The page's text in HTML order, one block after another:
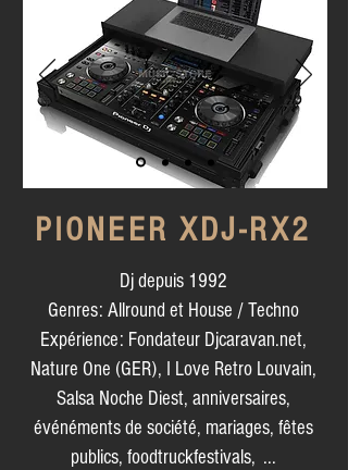
PIONEER XDJ-RX2
Dj depuis 1992
Genres: Allround et House / Techno
Expérience: Fondateur Djcaravan.net,
Nature One (GER), I Love Retro Louvain,
Salsa Noche Diest, anniversaires,
événéments de société, mariages, fêtes
publics, foodtruckfestivals, ...